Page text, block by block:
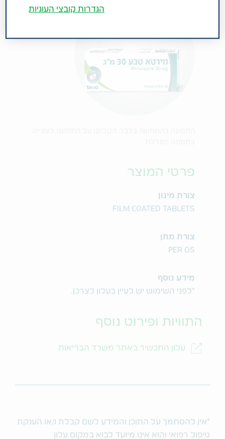
פרטי המוצר
צורת מינון
FILM COATED TABLETS
צורת מתן
PER OS
מידע נוסף
*לפני השימוש יש לעיין בעלון לצרכן.
התוויות ופירוט נוסף
עלון התכשיר באתר משרד הבריאות
*אין להסתמך על התוכן והמידע לשם קבלת ו/או הענקת
טיפול רפואי והוא אינו מיועד לבוא במקום עלון
הגדרות קובצי העוגיות